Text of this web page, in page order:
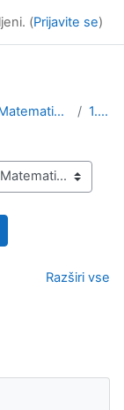
(Prijavite se)
Matematika / Matematične znanosti (1. stopnja, 2. ... 1.stopnja
predmete
Razširi vse